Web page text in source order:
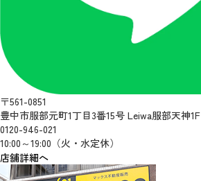
〒561-0851
豊中市服部元町1丁目3番15号 Leiwa服部天神1F
0120-946-021
10:00～19:00（火・水定休）
店舗詳細へ